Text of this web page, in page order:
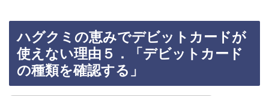
ハグクミの恵みでデビットカードが
使えない理由５．「デビットカード
の種類を確認する」